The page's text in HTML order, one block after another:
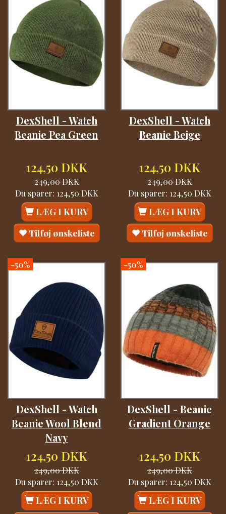
DexShell - Watch
Beanie Pea Green
124,50 DKK
249,00 DKK
Du sparer: 124,50 DKK
LÆG I KURV
Tilføj ønskeliste
DexShell - Watch
Beanie Beige
124,50 DKK
249,00 DKK
Du sparer: 124,50 DKK
LÆG I KURV
Tilføj ønskeliste
-50%
DexShell - Watch
Beanie Wool Blend
Navy
124,50 DKK
249,00 DKK
Du sparer: 124,50 DKK
LÆG I KURV
-50%
DexShell - Beanie
Gradient Orange
124,50 DKK
249,00 DKK
Du sparer: 124,50 DKK
LÆG I KURV